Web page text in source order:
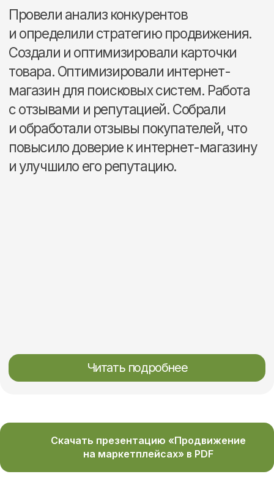
Скачать презентацию «Продвижение
на маркетплейсах» в PDF
Улучшение ЅЕО-стратегии
Составление маркетинговых
рекомендаций
Анализ и доработка
инфографики товара
по продвижению
от 20.000 ₽
Один маркетплейс
Тариф стандарт
всю рутину по ведению
кабинет маркетплейса
Корректировка
Анализ и создание сегментов